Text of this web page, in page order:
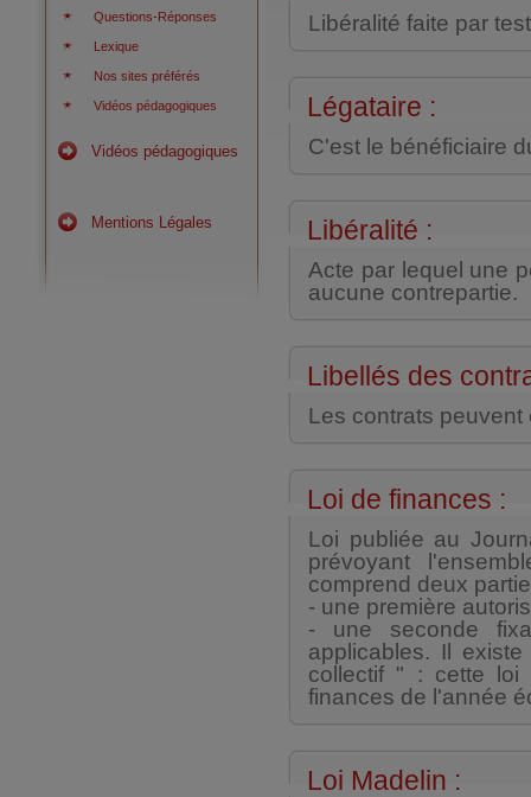
Questions-Réponses
Lexique
Nos sites préférés
Vidéos pédagogiques
Vidéos pédagogiques
Mentions Légales
Libéralité faite par
Légataire :
C'est le bénéficiaire
Libéralité :
Acte par lequel une
aucune contrepartie.
Libellés des
Les contrats peuvent
Loi de finances :
Loi publiée au
prévoyant
comprend deux
- une première
- une seconde
applicables. Il
collectif " : cette loi
finances de l'année
Loi Madelin :